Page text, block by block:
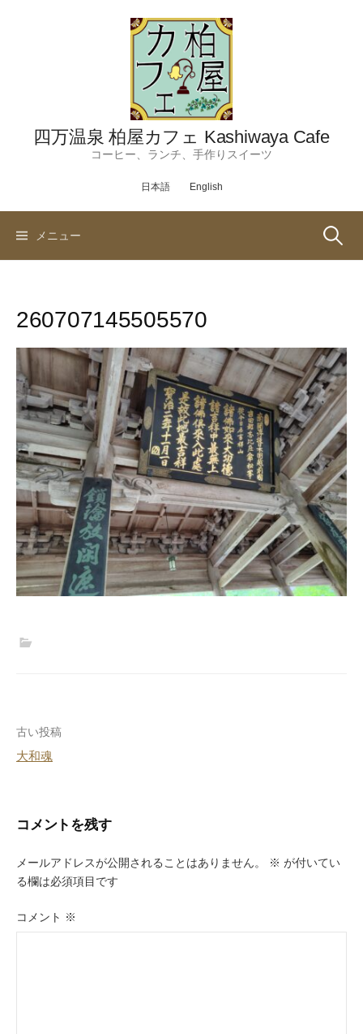
四万温泉 柏屋カフェ Kashiwaya Cafe
コーヒー、ランチ、手作りスイーツ
日本語 English
メニュー 検
260707145505570
投
稿
ビ
ゲ
ー
シ
古い投稿
大和魂
コメントを残す
メールアドレスが公開されることはありません。 ※ が付いてい
る欄は必須項目です
コメント ※